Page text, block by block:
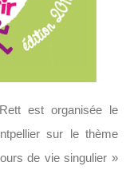
est organisée le
sur le thème
de vie singulier »